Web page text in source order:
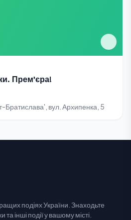
Прем'єра!
Братислава', вул. Архипенка, 5
подіях України. Знаходьте
інші події у вашому місті.